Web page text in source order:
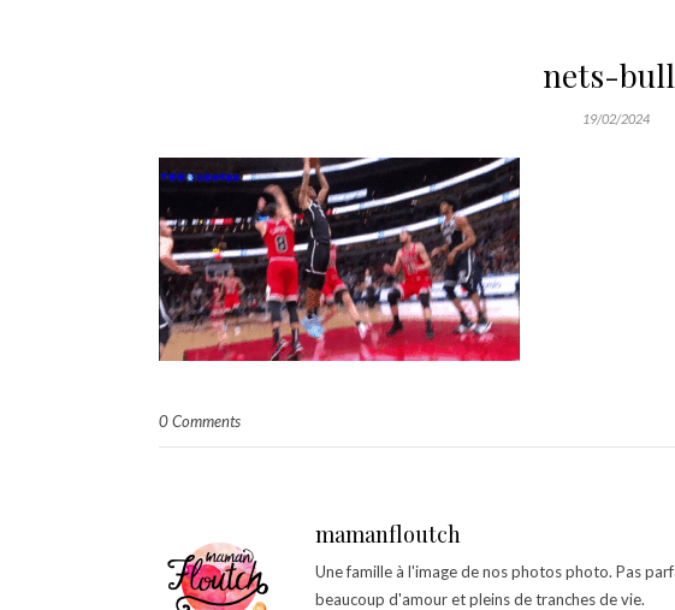
nets-
19/02/2024
0 Comments
mamanfloutch
Une famille à l'image de nos photos photo. Pas
beaucoup d'amour et pleins de tranches de vie.